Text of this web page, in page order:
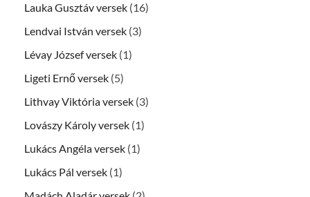
Lauka Gusztáv versek (16)
Lendvai István versek (3)
Lévay József versek (1)
Ligeti Ernő versek (5)
Lithvay Viktória versek (3)
Lovászy Károly versek (1)
Lukács Angéla versek (1)
Lukács Pál versek (1)